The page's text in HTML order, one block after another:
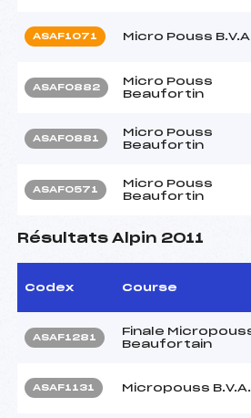
ASAF1071 Micro Pouss
ASAF0882
Micro Pouss
Beaufortin
ASAF0881
Micro Pouss
Beaufortin
ASAF0571
Micro Pouss
Beaufortin
Résultats Alpin 2011
Codex Course
ASAF1281
Finale
Beaufortain
ASAF1131 Micropouss